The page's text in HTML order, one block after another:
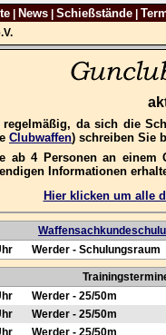
| News| Schießstände|
da sich die
Clubwaffen) schreiben Sie
ab 4 Personen an
Informationen
Hier klicken um alle
Werder - Schulungsraum
Werder - 25/50m
Werder - 25/50m
Werder - 25/50m